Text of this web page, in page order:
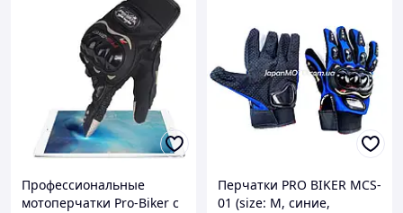
Профессиональные
мотоперчатки Pro-Biker с
Перчатки PRO BIKER MCS-
01 (size: M, синие,